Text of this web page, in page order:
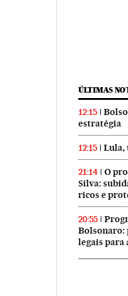
ÚLTIMAS
12:15
estratégia
12:15 Lula,
21:14
O
Silva:
ricos e
20:55
Bolsonaro:
legais para